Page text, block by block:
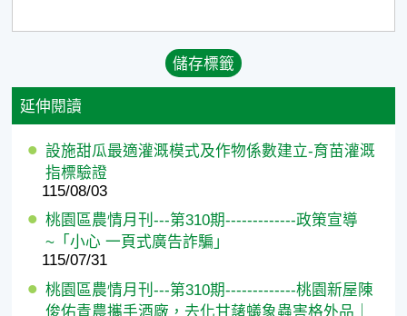
延伸閱讀
設施甜瓜最適灌溉模式及作物係數建立-育苗灌溉
指標驗證
115/08/03
桃園區農情月刊---第310期-------------政策宣導
~「小心 一頁式廣告詐騙」
115/07/31
桃園區農情月刊---第310期-------------桃園新屋陳
俊佑青農攜手酒廠，去化甘藷蟻象蟲害格外品｜